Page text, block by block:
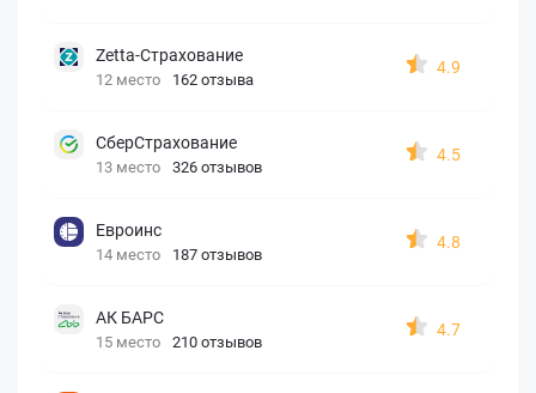
Zetta-Страхование
12 место 162 отзыва
4.9
СберСтрахование
13 место 326 отзывов
4.5
Евроинс
14 место 187 отзывов
4.8
АК БАРС
15 место 210 отзывов
4.7